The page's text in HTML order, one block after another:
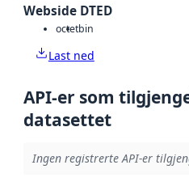
Webside DTED
octetbin
Last ned
API-er som
datasettet
Ingen registrerte API-er